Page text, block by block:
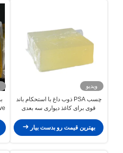
ویدیو
چسب PSA ذوب داغ با استحکام باند
قوی برای کاغذ دیواری سه بعدی
بهترین قیمت رو بدست بیار